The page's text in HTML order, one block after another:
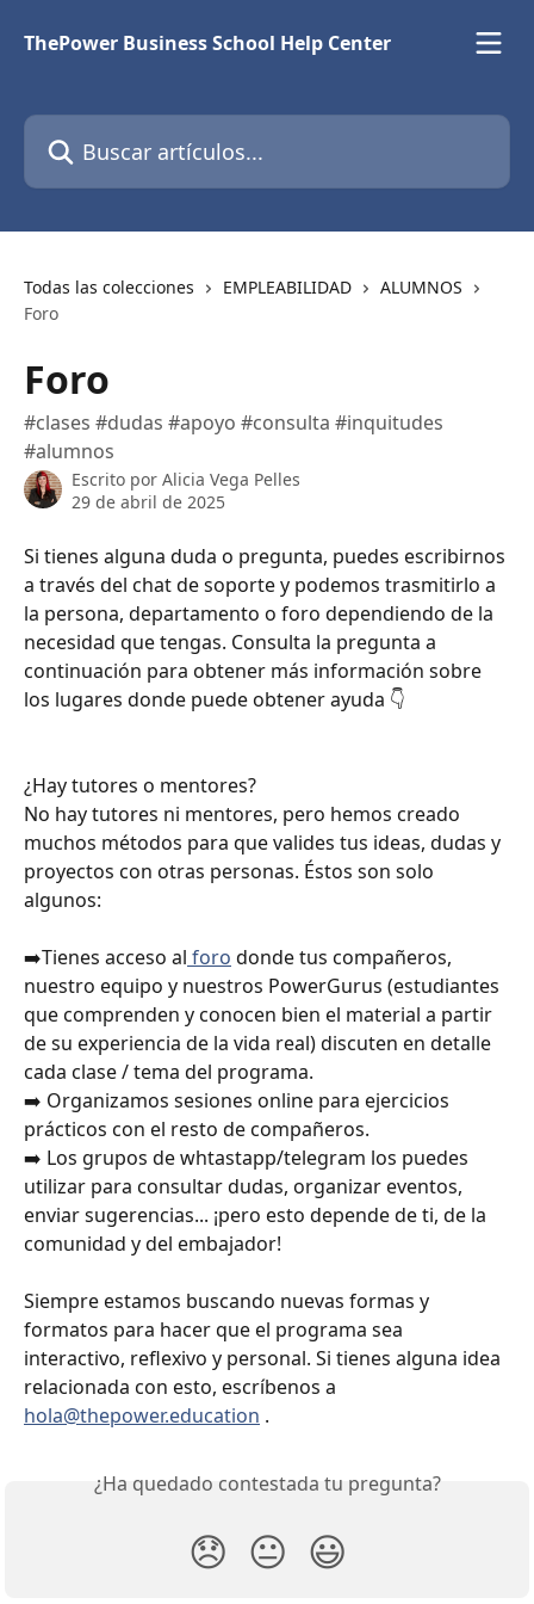
ThePower Business School Help Center
Buscar artículos...
Todas las colecciones EMPLEABILIDAD
ALUMNOS
Foro
Foro
#clases #dudas #apoyo #consulta #inquitudes
#alumnos
Escrito por Alicia Vega Pelles
29 de abril de 2025
Si tienes alguna duda o pregunta, puedes escribirnos
a través del chat de soporte y podemos trasmitirlo a
la persona, departamento o foro dependiendo de la
necesidad que tengas. Consulta la pregunta a
continuación para obtener más información sobre
los lugares donde puede obtener ayuda 👇
¿Hay tutores o mentores?
No hay tutores ni mentores, pero hemos creado
muchos métodos para que valides tus ideas, dudas y
proyectos con otras personas. Éstos son solo
algunos:
➡️Tienes acceso al foro donde tus compañeros,
nuestro equipo y nuestros PowerGurus (estudiantes
que comprenden y conocen bien el material a partir
de su experiencia de la vida real) discuten en detalle
cada clase / tema del programa.
➡️ Organizamos sesiones online para ejercicios
prácticos con el resto de compañeros.
➡️ Los grupos de whtastapp/telegram los puedes
utilizar para consultar dudas, organizar eventos,
enviar sugerencias... ¡pero esto depende de ti, de la
comunidad y del embajador!
Siempre estamos buscando nuevas formas y
formatos para hacer que el programa sea
interactivo, reflexivo y personal. Si tienes alguna idea
relacionada con esto, escríbenos a
hola@thepower.education .
¿Ha quedado contestada tu pregunta?
😞 😐 😃